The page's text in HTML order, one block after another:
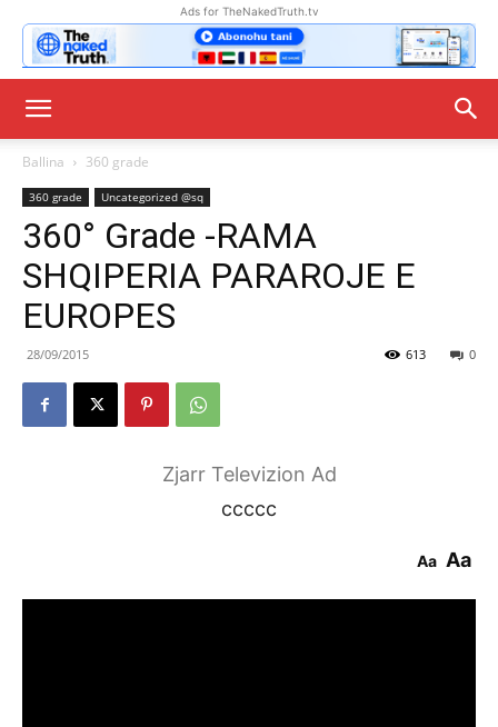
Ads for TheNakedTruth.tv
Ballina 360 grade
360 grade Uncategorized @sq
360° Grade -RAMA
SHQIPERIA PARAROJE E
EUROPES
28/09/2015 0
613
Zjarr Televizion Ad
ccccc
Aa Aa